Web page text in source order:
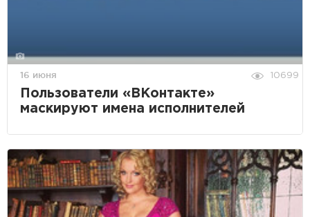
16 июня 10699
Пользователи «ВКонтакте»
маскируют имена исполнителей